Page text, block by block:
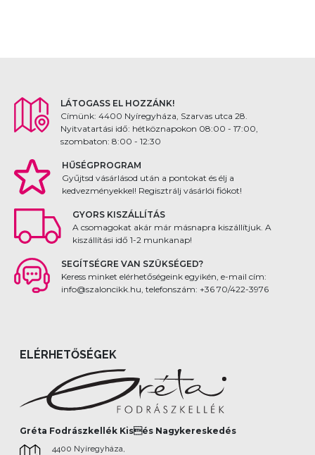
LÁTOGASS EL HOZZÁNK!
Címünk: 4400 Nyíregyháza, Szarvas utca 28.
Nyitvatartási idő: hétköznapokon 08:00 - 17:00,
szombaton: 8:00 - 12:30
HŰSÉGPROGRAM
Gyűjtsd vásárlásod után a pontokat és élj a
kedvezményekkel! Regisztrálj vásárlói fiókot!
GYORS KISZÁLLÍTÁS
A csomagokat akár már másnapra kiszállítjuk. A
kiszállítási idő 1-2 munkanap!
SEGÍTSÉGRE VAN SZÜKSÉGED?
Keress minket elérhetőségeink egyikén, e-mail cím:
info@szaloncikk.hu, telefonszám: +36 70/422-3976
ELÉRHETŐSÉGEK
Gréta Fodrászkellék Kisés Nagykereskedés
4400 Nyíregyháza,